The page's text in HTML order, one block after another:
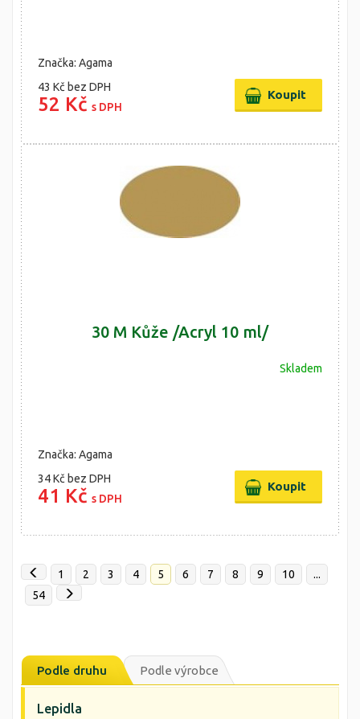
Značka: Agama
43 Kč bez DPH
52 Kč s DPH
30 M Kůže /Acryl 10 ml/
Skladem
Značka: Agama
34 Kč bez DPH
41 Kč s DPH
1 2 3 4 5 6 7 8 9 10
...
54
Podle druhu Podle výrobce
Lepidla